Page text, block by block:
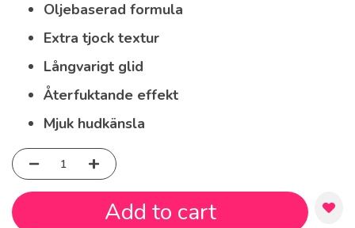
Oljebaserad formula
Extra tjock textur
Långvarigt glid
Återfuktande effekt
Mjuk hudkänsla
Add to cart